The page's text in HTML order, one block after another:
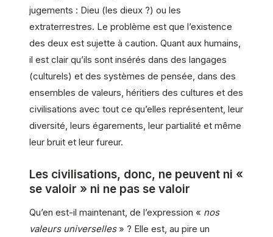
jugements : Dieu (les dieux ?) ou les
extraterrestres. Le problème est que l’existence
des deux est sujette à caution. Quant aux humains,
il est clair qu’ils sont insérés dans des langages
(culturels) et des systèmes de pensée, dans des
ensembles de valeurs, héritiers des cultures et des
civilisations avec tout ce qu’elles représentent, leur
diversité, leurs égarements, leur partialité et même
leur bruit et leur fureur.
Les civilisations, donc, ne peuvent ni «
se valoir » ni ne pas se valoir
Qu’en est-il maintenant, de l’expression « nos
valeurs universelles» ? Elle est, au pire un